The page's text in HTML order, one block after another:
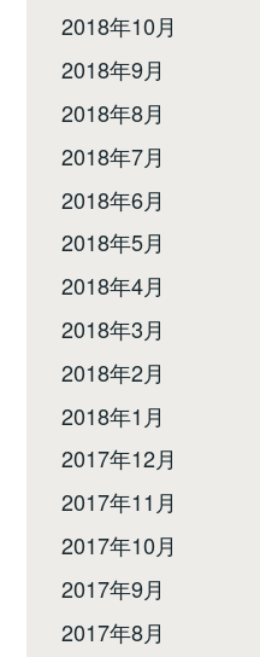
2018年10月
2018年9月
2018年8月
2018年7月
2018年6月
2018年5月
2018年4月
2018年3月
2018年2月
2018年1月
2017年12月
2017年11月
2017年10月
2017年9月
2017年8月